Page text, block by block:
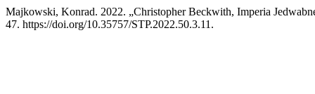
Majkowski, Konrad. 2022. „Christopher Beckwith, Imperia
47. https://doi.org/10.35757/STP.2022.50.3.11.